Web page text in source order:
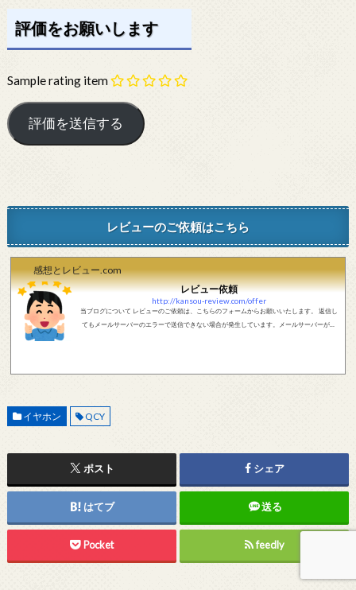
評価をお願いします
Sample rating item
レビューのご依頼はこちら
感想とレビュー.com
レビュー依頼
http://kansou-review.com/offer
当ブログについて レビューのご依頼は、こちらのフォームからお願いいたします。 返信し
てもメールサーバーのエラーで送信できない場合が発生しています。メールサーバーが正
イヤホン QCY
ポスト シェア
はてブ 送る
Pocket feedly